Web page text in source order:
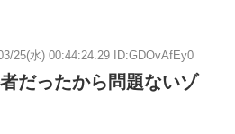
25(水) 00:44:24.29 ID:GDOvAfEy0
だったから問題ないゾ